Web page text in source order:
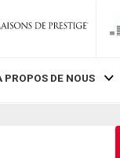
PROPOS DE NOUS